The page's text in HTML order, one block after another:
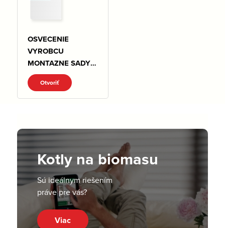
OSVECENIE
VYROBCU
MONTAZNE SADY
CS150 CS250
OD2020.pdf
Otvoriť
Kotly na biomasu
Sú ideálnym riešením
práve pre vás?
Viac